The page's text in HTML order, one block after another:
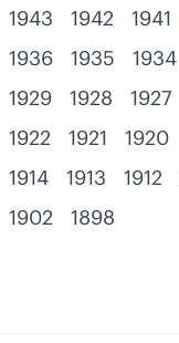
1943
1942 1941
1936
1935 1934
1929
1928 1927
1922
1921 1920
1914
1913 1912
1902
1898